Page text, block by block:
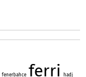
fenerbahce ferri hadj